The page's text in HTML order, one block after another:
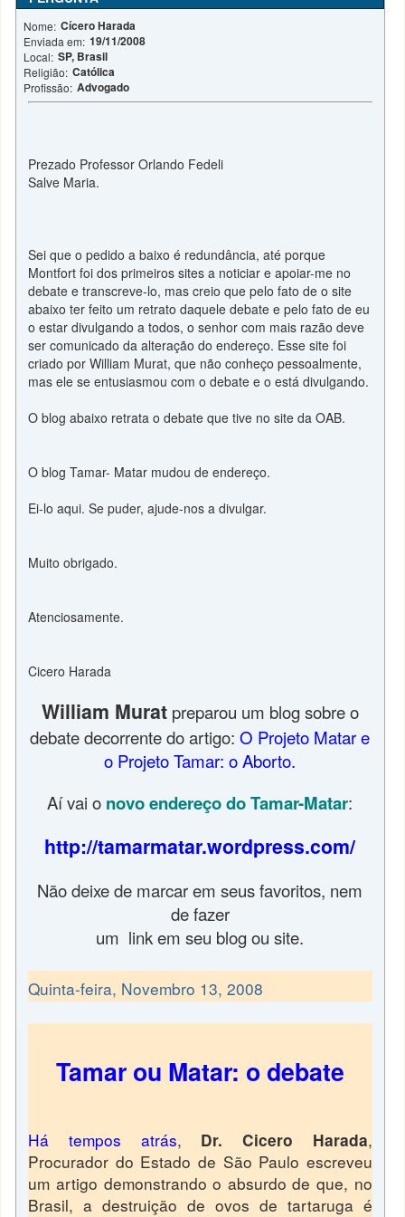
Nome: Cícero Harada
Enviada em: 19/11/2008
Local: SP, Brasil
Religião: Católica
Profissão: Advogado
Prezado Professor Orlando Fedeli
Salve Maria.
Sei que o pedido a baixo é redundância, até porque
Montfort foi dos primeiros sites a noticiar e apoiar-me no
debate e transcreve-lo, mas creio que pelo fato de o site
abaixo ter feito um retrato daquele debate e pelo fato de eu
o estar divulgando a todos, o senhor com mais razão deve
ser comunicado da alteração do endereço. Esse site foi
criado por William Murat, que não conheço pessoalmente,
mas ele se entusiasmou com o debate e o está divulgando.
O blog abaixo retrata o debate que tive no site da OAB.
O blog Tamar- Matar mudou de endereço.
Ei-lo aqui. Se puder, ajude-nos a divulgar.
Muito obrigado.
Atenciosamente.
Cicero Harada
William Muratpreparou um blog sobre o
debate decorrente do artigo:O Projeto Matar e
o Projeto Tamar: o Aborto.
Aí vai o novo endereço do Tamar-Matar:
http://tamarmatar.wordpress.com/
Não deixe de marcar em seus favoritos, nem
de fazer
um link em seu blog ou site.
Quinta-feira, Novembro 13, 2008
Tamar ou Matar: o debate
Há tempos atrás, Dr. Cicero Harada,
Procurador do Estado de São Paulo escreveu
um artigo demonstrando o absurdo de que, no
Brasil, a destruição de ovos de tartaruga é